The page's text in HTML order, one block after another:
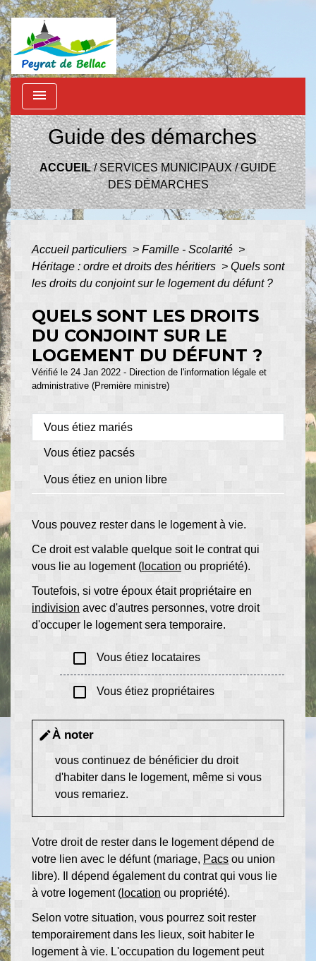
menu
Guide des démarches
ACCUEIL/SERVICES MUNICIPAUX/GUIDE
DES DÉMARCHES
Accueil particuliers > Famille - Scolarité >
Héritage : ordre et droits des héritiers > Quels sont
les droits du conjoint sur le logement du défunt ?
QUELS SONT LES DROITS
DU CONJOINT SUR LE
LOGEMENT DU DÉFUNT ?
Vérifié le 24 Jan 2022 - Direction de l'information légale et
administrative (Première ministre)
Vous étiez mariés
Vous étiez pacsés
Vous étiez en union libre
Vous pouvez rester dans le logement à vie.
Ce droit est valable quelque soit le contrat qui
vous lie au logement ( location ou propriété).
Toutefois, si votre époux était propriétaire en
indivision avec d'autres personnes, votre droit
d'occuper le logement sera temporaire.
check_box_outline_blank Vous étiez locataires
check_box_outline_blank Vous étiez propriétaires
editÀ noter
vous continuez de bénéficier du droit
d'habiter dans le logement, même si vous
vous remariez.
Votre droit de rester dans le logement dépend de
votre lien avec le défunt (mariage, Pacs ou union
libre). Il dépend également du contrat qui vous lie
à votre logement ( location ou propriété).
Selon votre situation, vous pourrez soit rester
temporairement dans les lieux, soit habiter le
logement à vie. L'occupation du logement peut